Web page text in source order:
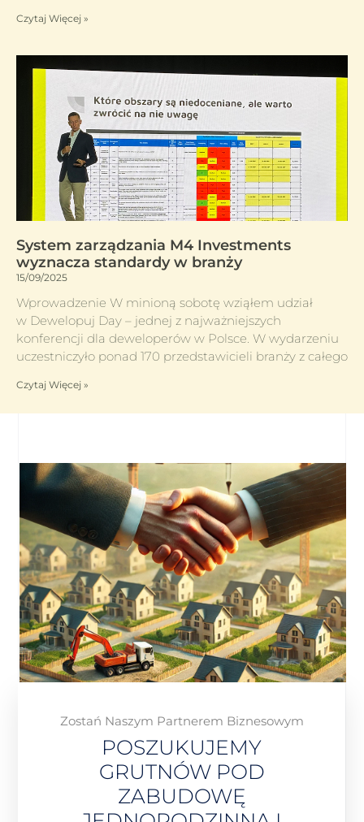
Czytaj Więcej »
System zarządzania M4 Investments
wyznacza standardy w branży
15/09/2025
Wprowadzenie W minioną sobotę wziąłem udział
w Dewelopuj Day – jednej z najważniejszych
konferencji dla deweloperów w Polsce. W wydarzeniu
uczestniczyło ponad 170 przedstawicieli branży z całego
Czytaj Więcej »
Zostań Naszym Partnerem Biznesowym
POSZUKUJEMY
GRUTNÓW POD
ZABUDOWĘ